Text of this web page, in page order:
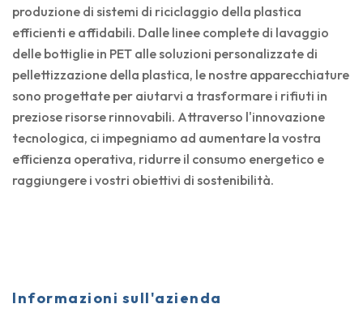
produzione di sistemi di riciclaggio della plastica
efficienti e affidabili. Dalle linee complete di lavaggio
delle bottiglie in PET alle soluzioni personalizzate di
pellettizzazione della plastica, le nostre apparecchiature
sono progettate per aiutarvi a trasformare i rifiuti in
preziose risorse rinnovabili. Attraverso l'innovazione
tecnologica, ci impegniamo ad aumentare la vostra
efficienza operativa, ridurre il consumo energetico e
raggiungere i vostri obiettivi di sostenibilità.
Informazioni sull'azienda